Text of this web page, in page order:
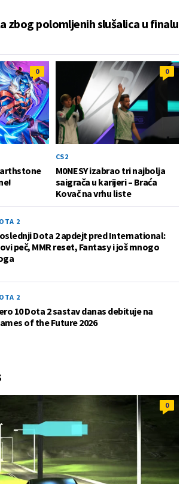
zbog polomljenih slušalica u finalu
0 0
CS2
M0NESY izabrao tri najbolja
saigrača u karijeri – Braća
Kovač na vrhu liste
2
Dota 2 apdejt pred International:
peč, MMR reset, Fantasy i još mnogo
2
10 Dota 2 sastav danas debituje na
of the Future 2026
0